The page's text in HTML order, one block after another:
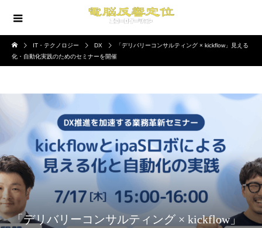
IT・テクノロジー DX
「デリバリーコンサルティング × kickflow」見える
化・自動化実践のためのセミナーを開催
「デリバリーコンサルティング × kickflow」